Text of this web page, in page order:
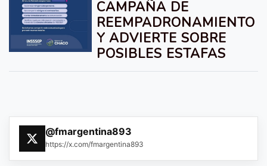
CAMPAÑA DE
REEMPADRONAMIENTO
Y ADVIERTE SOBRE
POSIBLES ESTAFAS
@fmargentina893
https://x.com/fmargentina893